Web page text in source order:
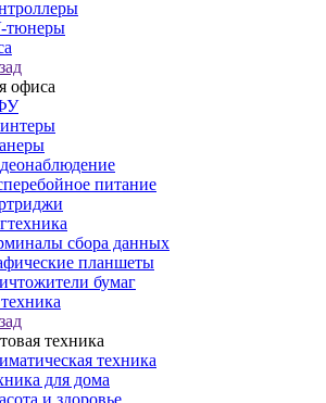
тюнеры
офиса
питание
сбора данных
планшеты
бумаг
техника
техника
для дома
и здоровье